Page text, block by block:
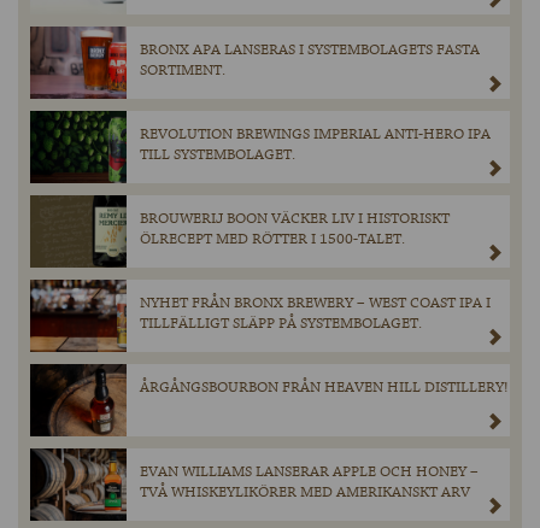
BRONX APA LANSERAS I SYSTEMBOLAGETS FASTA
SORTIMENT.
REVOLUTION BREWINGS IMPERIAL ANTI-HERO IPA
TILL SYSTEMBOLAGET.
BROUWERIJ BOON VÄCKER LIV I HISTORISKT
ÖLRECEPT MED RÖTTER I 1500-TALET.
NYHET FRÅN BRONX BREWERY – WEST COAST IPA I
TILLFÄLLIGT SLÄPP PÅ SYSTEMBOLAGET.
ÅRGÅNGSBOURBON FRÅN HEAVEN HILL DISTILLERY!
EVAN WILLIAMS LANSERAR APPLE OCH HONEY –
TVÅ WHISKEYLIKÖRER MED AMERIKANSKT ARV